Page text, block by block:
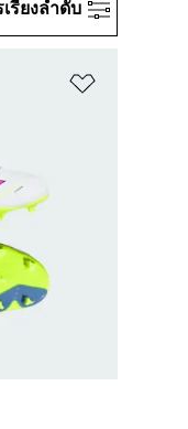
รียงลําดับ